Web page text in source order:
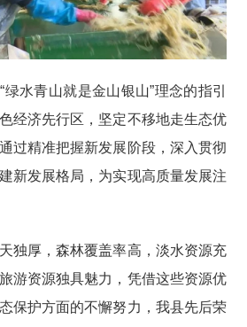
水青山就是金山银山”理念的指引
经济先行区，坚定不移地走生态优
过精准把握新发展阶段，深入贯彻
新发展格局，为实现高质量发展注
独厚，森林覆盖率高，淡水资源充
游资源独具魅力，凭借这些资源优
保护方面的不懈努力，我县先后荣